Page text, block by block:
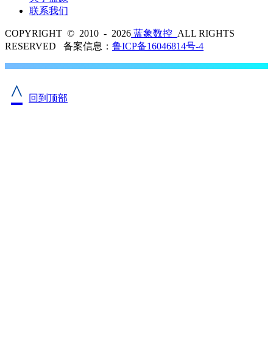
联系我们
COPYRIGHT © 2010 - 2026 蓝象数控 ALL RIGHTS
RESERVED 备案信息： 鲁ICP备16046814号-4
^ 回到顶部